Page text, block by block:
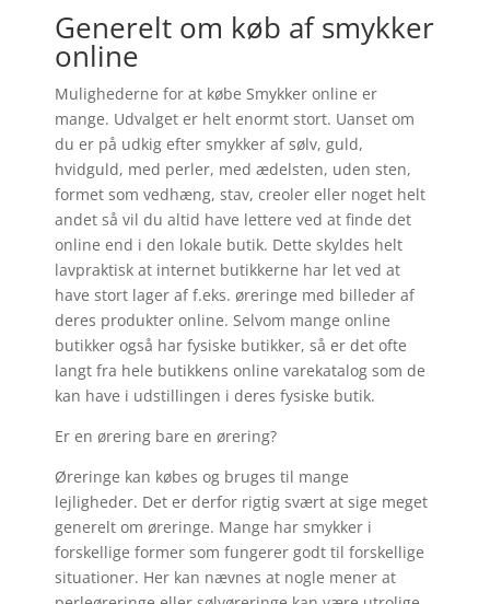
Generelt om køb af smykker
online
Mulighederne for at købe Smykker online er
mange. Udvalget er helt enormt stort. Uanset om
du er på udkig efter smykker af sølv, guld,
hvidguld, med perler, med ædelsten, uden sten,
formet som vedhæng, stav, creoler eller noget helt
andet så vil du altid have lettere ved at finde det
online end i den lokale butik. Dette skyldes helt
lavpraktisk at internet butikkerne har let ved at
have stort lager af f.eks. øreringe med billeder af
deres produkter online. Selvom mange online
butikker også har fysiske butikker, så er det ofte
langt fra hele butikkens online varekatalog som de
kan have i udstillingen i deres fysiske butik.
Er en ørering bare en ørering?
Øreringe kan købes og bruges til mange
lejligheder. Det er derfor rigtig svært at sige meget
generelt om øreringe. Mange har smykker i
forskellige former som fungerer godt til forskellige
situationer. Her kan nævnes at nogle mener at